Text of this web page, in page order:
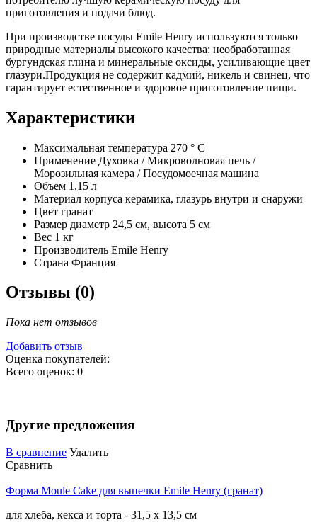
приготовления и подачи блюд.
При производстве посуды Emile Henry используются только
природные материалы высокого качества: необработанная
бургундская глина и минеральные оксиды, усиливающие цвет
глазури.Продукция не содержит кадмий, никель и свинец, что
гарантирует естественное и здоровое приготовление пищи.
Характеристики
Максимальная температура 270 ° C
Применение Духовка / Микроволновая печь /
Морозильная камера / Посудомоечная машина
Объем 1,15 л
Материал корпуса керамика, глазурь внутри и снаружи
Цвет гранат
Размер диаметр 24,5 см, высота 5 см
Вес 1 кг
Производитель Emile Henry
Страна Франция
Отзывы (0)
Пока нет отзывов
Добавить отзыв
Оценка покупателей:
Всего оценок: 0
Другие предложения
В сравнение Удалить
Сравнить
Форма Moule Cake для выпечки Emile Henry (гранат)
для хлеба, кекса и торта - 31,5 х 13,5 см